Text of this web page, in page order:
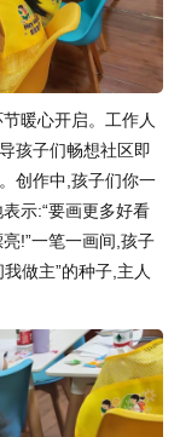
暖心开启。工作人
孩子们畅想社区即
创作中,孩子们你一
示:“要画更多好看
!”一笔一画间,孩子
做主”的种子,主人